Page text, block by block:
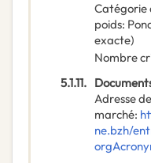
Catégorie
poids:
exacte)
Nombre
5.1.11.
Adresse
marché:
ne.bzh/